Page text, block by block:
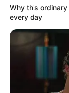
Άρθρο-
York Times για
υποκλοπές
Why this
every day